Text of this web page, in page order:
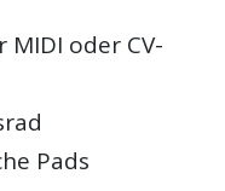
oder CV-
Pads